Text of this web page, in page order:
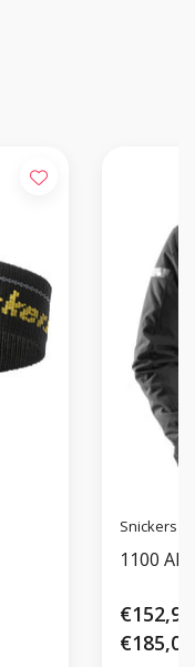
Snickers
1100
€152,95
€185,07